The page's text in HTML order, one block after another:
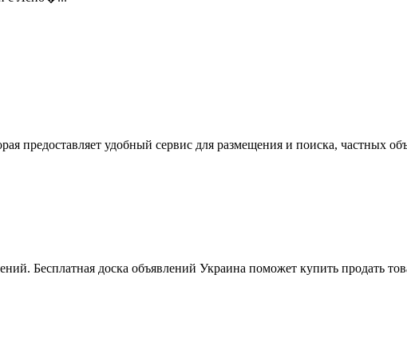
предоставляет удобный сервис для размещения и поиска, частных
Бесплатная доска объявлений Украина поможет купить продать